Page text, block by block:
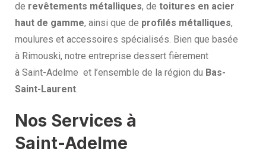
de revêtements métalliques, de toitures en acier
haut de gamme, ainsi que de profilés métalliques,
moulures et accessoires spécialisés. Bien que basée
à Rimouski, notre entreprise dessert fièrement
à Saint-Adelme et l’ensemble de la région du Bas-
Saint-Laurent.
Nos Services à
Saint-Adelme